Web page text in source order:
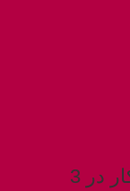
دانلود 50 آیکون بیزینس و کسب‌ و کار در 3